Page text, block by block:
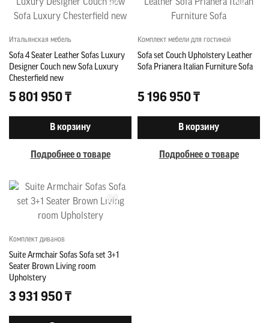
Итальянская мебель
Sofa 4 Seater Leather Sofas Luxury
Designer Couch new Sofa Luxury
Chesterfield new
5 801 950 ₸
В корзину
Подробнее о товаре
Комплект мебели для гостиной
Sofa set Couch Upholstery Leather
Sofa Prianera Italian Furniture Sofa
5 196 950 ₸
В корзину
Подробнее о товаре
Комплект диванов
Suite Armchair Sofas Sofa set 3+1
Seater Brown Living room
Upholstery
3 931 950 ₸